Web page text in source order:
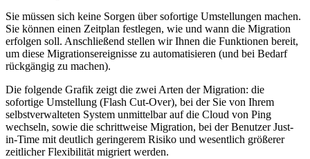
Sie müssen sich keine Sorgen über sofortige Umstellungen machen.
Sie können einen Zeitplan festlegen, wie und wann die Migration
erfolgen soll. Anschließend stellen wir Ihnen die Funktionen bereit,
um diese Migrationsereignisse zu automatisieren (und bei Bedarf
rückgängig zu machen).
Die folgende Grafik zeigt die zwei Arten der Migration: die
sofortige Umstellung (Flash Cut-Over), bei der Sie von Ihrem
selbstverwalteten System unmittelbar auf die Cloud von Ping
wechseln, sowie die schrittweise Migration, bei der Benutzer Just-
in-Time mit deutlich geringerem Risiko und wesentlich größerer
zeitlicher Flexibilität migriert werden.